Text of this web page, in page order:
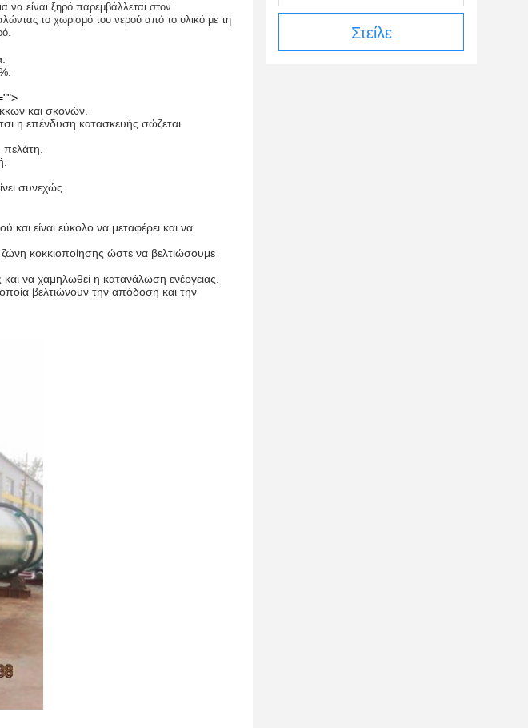
να είναι ξηρό παρεμβάλλεται στον
το χωρισμό του νερού από το υλικό με τη
και σκονών.
η επένδυση κατασκευής σώζεται
συνεχώς.
και είναι εύκολο να μεταφέρει και να
κοκκιοποίησης ώστε να βελτιώσουμε
να χαμηλωθεί η κατανάλωση ενέργειας.
βελτιώνουν την απόδοση και την
Στείλε